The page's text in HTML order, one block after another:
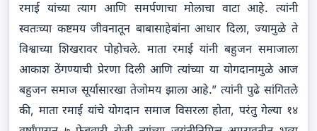
रमाई यांच्या त्याग आणि समर्पणाचा मोलाचा वाटा आहे. त्यांनी
स्वतःच्या कष्टमय जीवनातून बाबासाहेबांना आधार दिला, ज्यामुळे ते
विश्वाच्या शिखरावर पोहोचले. माता रमाई यांनी बहुजन समाजाला
आकाश ठेंगण्याची प्रेरणा दिली आणि त्यांच्या या योगदानामुळे आज
बहुजन समाज सूर्यासारखा तेजोमय झाला आहे.” त्यांनी पुढे सांगितले
की, माता रमाई यांचे योगदान समाज विसरला होता, परंतु गेल्या १४